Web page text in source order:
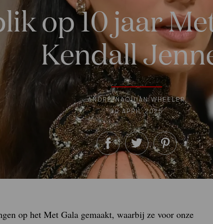
op 10 jaar
Kendall
ANDRÉ-NAQUIAN WHEELER
30 APRIL 2025
op het Met Gala gemaakt, waarbij ze voor onze